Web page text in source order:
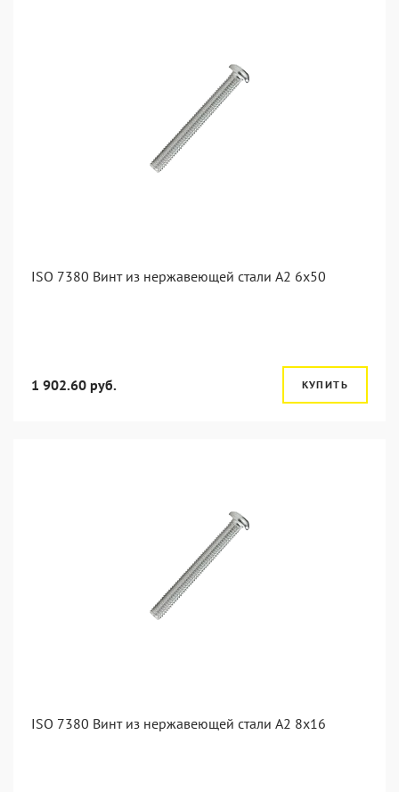
ISO 7380 Винт из нержавеющей стали А2 6х50
1 902.60 руб. КУПИТЬ
ISO 7380 Винт из нержавеющей стали А2 8х16